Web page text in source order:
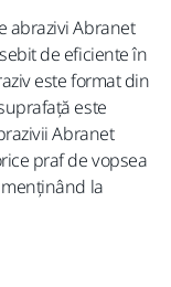
abrazivi Abranet
de eficiente în
este format din
este
Abranet
praf de vopsea
la